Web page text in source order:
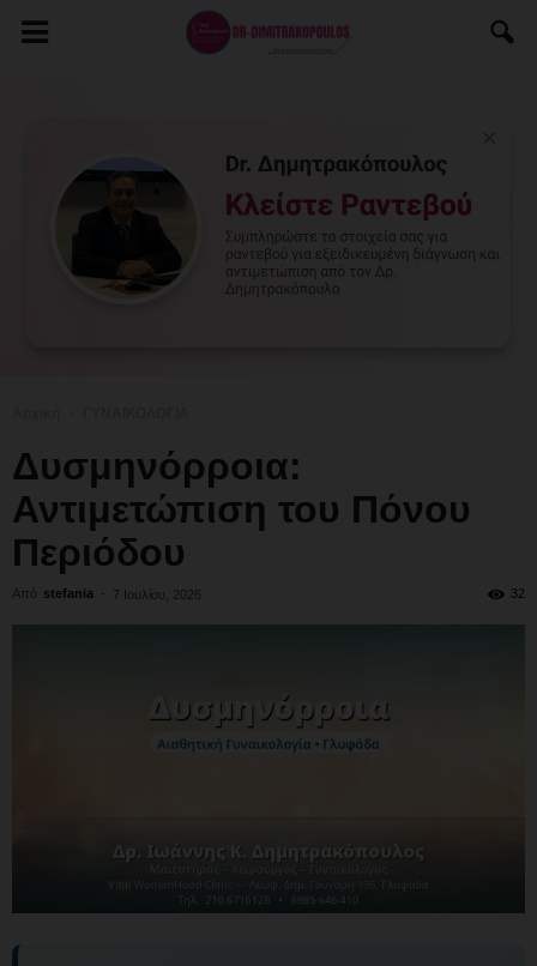
Δυσμηνόρροια:
Αντιμετώπιση του Πόνου
Περιόδου
Από stefania - 7 Ιουλίου, 2026 32